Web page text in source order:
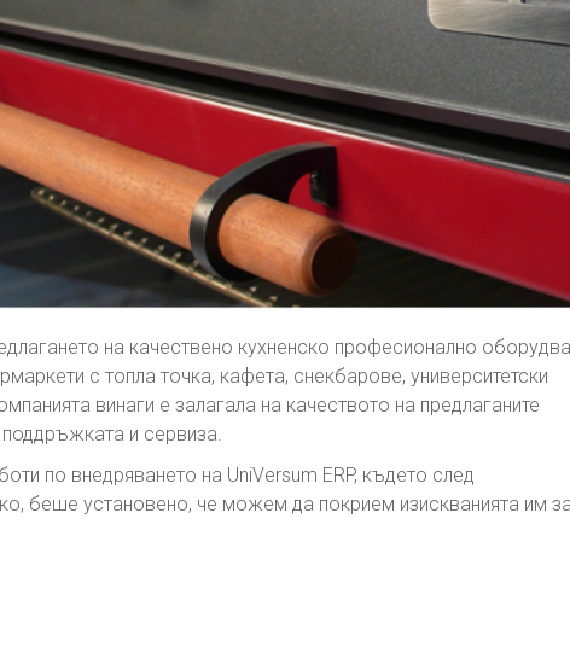
на качествено кухненско професионално
с топла точка, кафета, снекбарове, университетски
винаги е залагала на качеството на предлаганите
и сервиза.
по внедряването на UniVersum ERP, където след
беше установено, че можем да покрием изискванията им за